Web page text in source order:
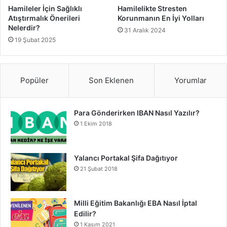
5. Düşük Tempolu Kardiyo: Enerjiyi
Artıran Egzersiz
Gebelikte yapılacak 5 sağlıklı egzersiz listesinin son
kardiyo, bisiklet sürmek veya hafif tempoda koşu bandı
kullanmak gibi aktiviteleri içerir. Bu egzersizler, kalp
sağlığını desteklerken, aynı zamanda enerji seviyesini de
artırır.
Aşırı yorucu hareketlerden kaçınmak ve nabzı çok fazla
yükseltmemek önemlidir. Ayrıca, egzersiz sırasında nefes
alışverişine dikkat etmek ve vücudu zorlamamak gerekir.
Sonuç
Hamileler İçin Sağlıklı
Atıştırmalık Önerileri
Nelerdir?
19 Şubat 2025
Hamilelikte Stresten
Korunmanın En İyi Yolları
31 Aralık 2024
Popüler Son Eklenen Yorumlar
Para Gönderirken IBAN Nasıl Yazılır?
1 Ekim 2018
Yalancı Portakal Şifa Dağıtıyor
21 Şubat 2018
Milli Eğitim Bakanlığı EBA Nasıl İptal
Edilir?
1 Kasım 2021